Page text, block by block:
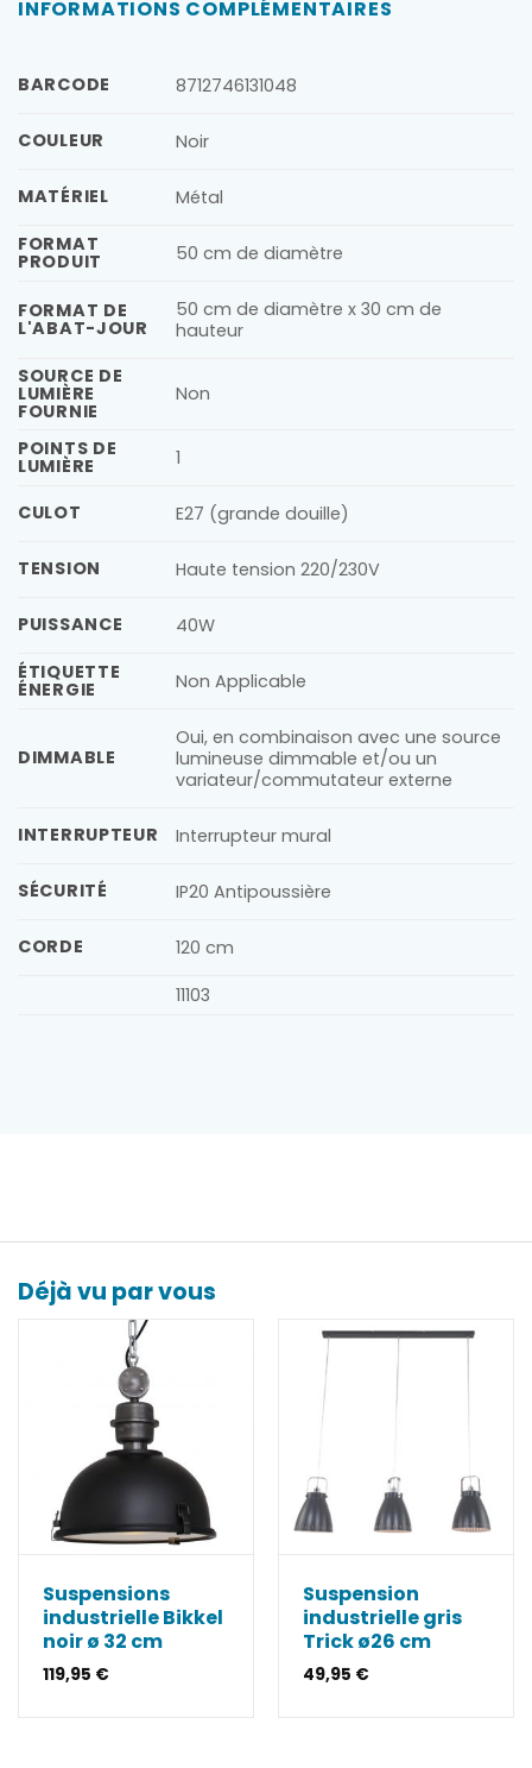
INFORMATIONS COMPLÉMENTAIRES
BARCODE 8712746131048
COULEUR Noir
MATÉRIEL
Métal
FORMAT
PRODUIT 50 cm de diamètre
FORMAT DE
L'ABAT-JOUR
50 cm de diamètre x 30 cm de
hauteur
SOURCE DE
LUMIÈRE
FOURNIE
Non
POINTS DE
LUMIÈRE 1
CULOT E27 (grande douille)
TENSION Haute tension 220/230V
PUISSANCE
40W
ÉTIQUETTE
ÉNERGIE Non Applicable
DIMMABLE
Oui, en combinaison avec une source
lumineuse dimmable et/ou un
variateur/commutateur externe
INTERRUPTEUR Interrupteur mural
SÉCURITÉ IP20 Antipoussière
CORDE
120 cm
11103
Déjà vu par vous
Suspensions
industrielle Bikkel
noir ø 32 cm
119,95 €
Suspension
industrielle gris
Trick ø26 cm
49,95 €